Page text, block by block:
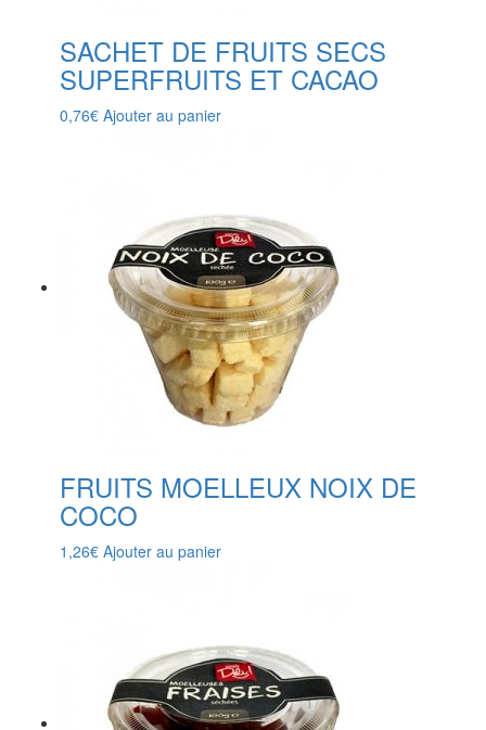
SACHET DE FRUITS SECS
SUPERFRUITS ET CACAO
0,76€ Ajouter au panier
FRUITS MOELLEUX NOIX DE
COCO
1,26€ Ajouter au panier